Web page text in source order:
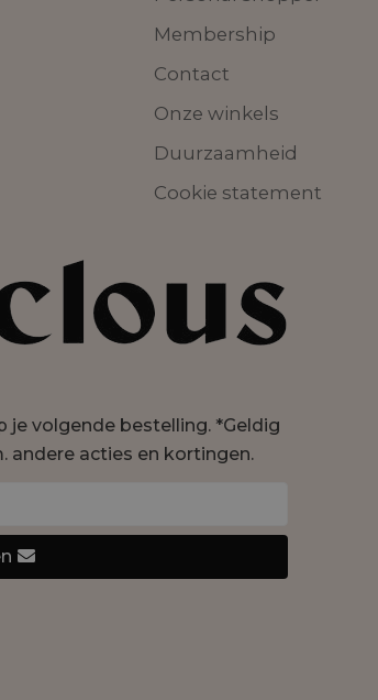
Membership
Contact
Onze winkels
Duurzaamheid
Cookie statement
je volgende bestelling. *Geldig
andere acties en kortingen.